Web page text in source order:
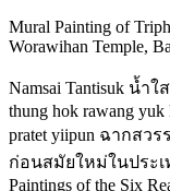
Mural Painting of
Worawihan Temple,
Namsai Tantisuk น้ำใ
thung hok rawang yuk
pratet yiipun ฉากสว
ก่อนสมัยใหม่ในประเท
Paintings of the Six